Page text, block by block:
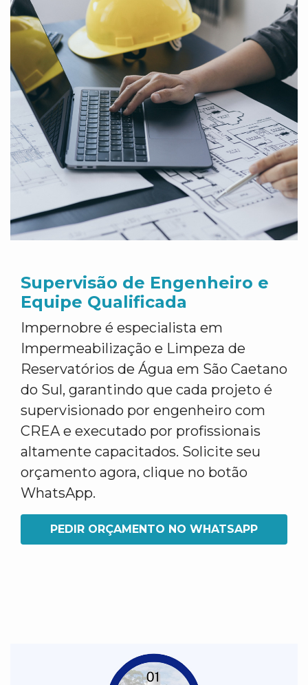
Supervisão de Engenheiro e
Equipe Qualificada
Impernobre é especialista em
Impermeabilização e Limpeza de
Reservatórios de Água em São Caetano
do Sul, garantindo que cada projeto é
supervisionado por engenheiro com
CREA e executado por profissionais
altamente capacitados. Solicite seu
orçamento agora, clique no botão
WhatsApp.
PEDIR ORÇAMENTO NO WHATSAPP